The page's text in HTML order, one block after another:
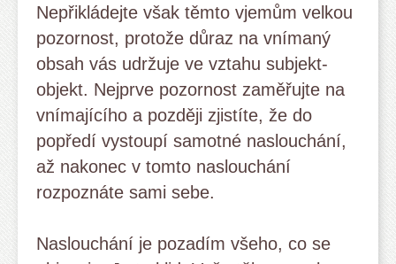
Nepřikládejte však těmto vjemům velkou
pozornost, protože důraz na vnímaný
obsah vás udržuje ve vztahu subjekt-
objekt. Nejprve pozornost zaměřujte na
vnímajícího a později zjistíte, že do
popředí vystoupí samotné naslouchání,
až nakonec v tomto naslouchání
rozpoznáte sami sebe.
Naslouchání je pozadím všeho, co se